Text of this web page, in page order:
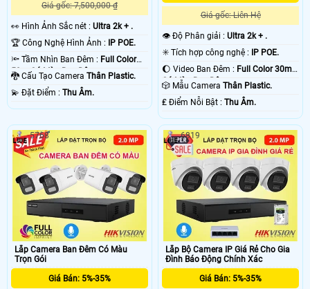
Giá gốc: 7,500,000 ₫
️👀 Hình Ảnh Sắc nét : Ultra 2k + .
🏆 Công Nghệ Hình Ảnh :
IP POE.
🔦 Tầm Nhìn Ban Đêm : Full Color
50m Có Màu Ban Ðêm.
🐉️ Cấu Tạo Camera Thân Plastic.
️💫 Đặt Điểm : Thu Âm.
Giá gốc: Liên Hệ
👁 Độ Phân giải :Ultra 2k + .
✳️ Tích hợp công nghệ :
IP POE.
🌔 Video Ban Đêm : Full Color 30m
Có Màu Ban Ðêm.
🎲 Mẫu CameraThân Plastic.
️₤ Điểm Nỗi Bật :Thu Âm.
Lắp Camera Ban Đêm Có Màu
Trọn Gói
Giá Bán: 5%-35%
5768
Lắp Bộ Camera IP Giá Rẻ Cho Gia
Đình Báo Động Chính Xác
Giá Bán: 5%-35%
6819